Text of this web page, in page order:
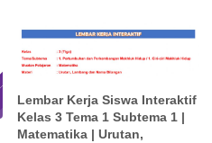
Lembar Kerja Siswa Interaktif
Kelas 3 Tema 1 Subtema 1 |
Matematika | Urutan,